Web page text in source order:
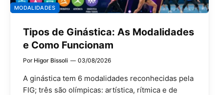
MODALIDADES
Tipos de Ginástica: As Modalidades
e Como Funcionam
Por Higor Bissoli 03/08/2026
A ginástica tem 6 modalidades reconhecidas pela
FIG; três são olímpicas: artística, rítmica e de